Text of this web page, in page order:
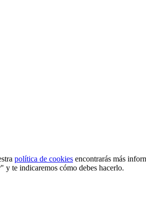
política de cookies encontrarás más
y te indicaremos cómo debes hacerlo.